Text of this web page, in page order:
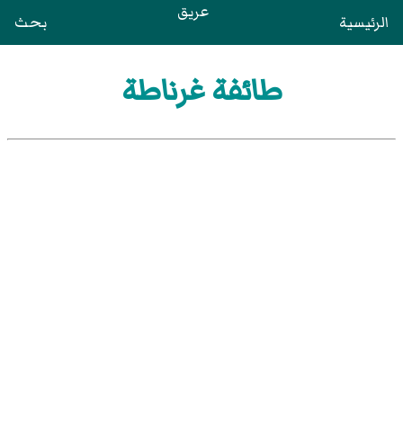
الرئيسية عريق بحث
طائفة غرناطة